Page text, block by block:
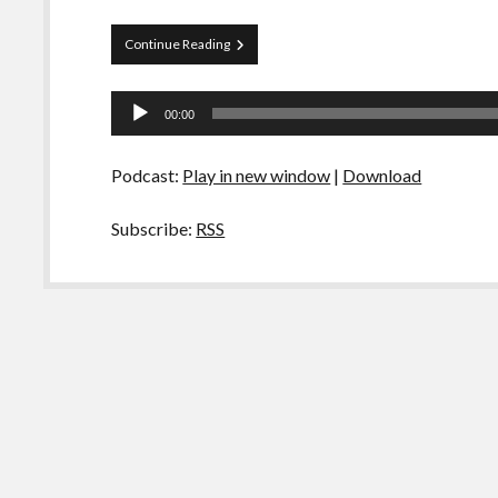
Continue ReadingCurva
de
–
Tocador
00:00
Podcast: Play in new window | Download
Subscribe: RSS